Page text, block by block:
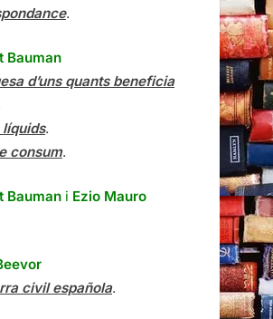
.
Bauman
d’uns quants beneficia
líquids.
consum.
Bauman i Ezio Mauro
civil española.